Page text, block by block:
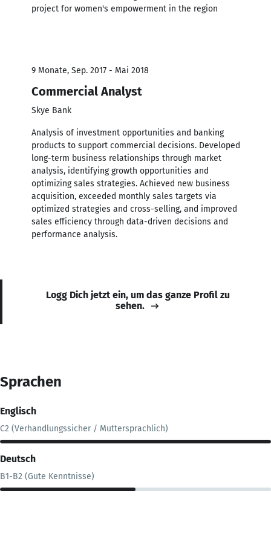
project for women's empowerment in the region
9 Monate, Sep. 2017 - Mai 2018
Commercial Analyst
Skye Bank
Analysis of investment opportunities and banking
products to support commercial decisions. Developed
long-term business relationships through market
analysis, identifying growth opportunities and
optimizing sales strategies. Achieved new business
acquisition, exceeded monthly sales targets via
optimized strategies and cross-selling, and improved
sales efficiency through data-driven decisions and
performance analysis.
Logg Dich jetzt ein, um das ganze Profil zu
sehen.
Sprachen
Englisch
C2 (Verhandlungssicher / Muttersprachlich)
Deutsch
B1-B2 (Gute Kenntnisse)